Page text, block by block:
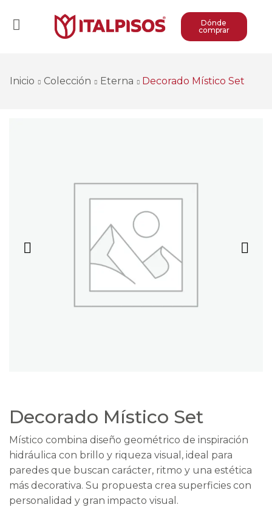
Dónde
comprar
Inicio Colección Eterna Decorado Místico Set
Decorado Místico Set
Místico combina diseño geométrico de inspiración
hidráulica con brillo y riqueza visual, ideal para
paredes que buscan carácter, ritmo y una estética
más decorativa. Su propuesta crea superficies con
personalidad y gran impacto visual.